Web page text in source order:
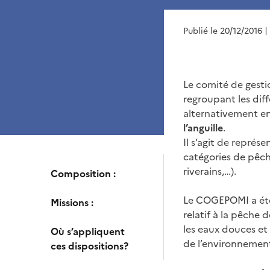
Composition :
Missions :
Où s’appliquent
ces dispositions?
Publié le 20/12/2016 |
Le comité de
regroupant les
alternativement
l’anguille.
Il s’agit de
catégories de
riverains,…).
Le COGEPOMI a
relatif à la pêche
les eaux douces
de